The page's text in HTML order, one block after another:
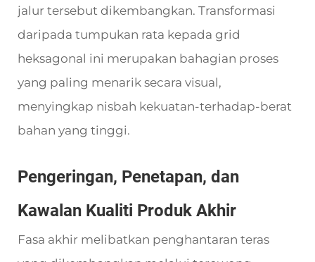
jalur tersebut dikembangkan. Transformasi
daripada tumpukan rata kepada grid
heksagonal ini merupakan bahagian proses
yang paling menarik secara visual,
menyingkap nisbah kekuatan-terhadap-berat
bahan yang tinggi.
Pengeringan, Penetapan, dan
Kawalan Kualiti Produk Akhir
Fasa akhir melibatkan penghantaran teras